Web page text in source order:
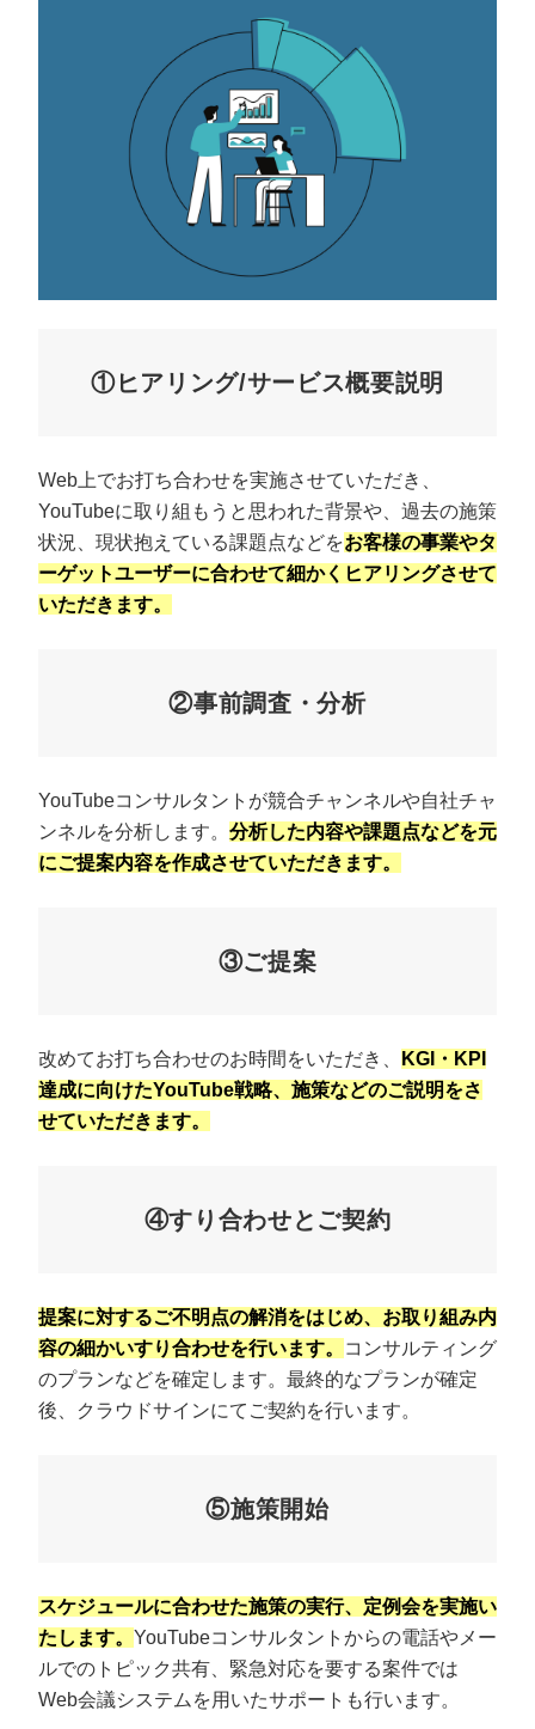
①ヒアリング/サービス概要説明
Web上でお打ち合わせを実施させていただき、
YouTubeに取り組もうと思われた背景や、過去の施策
状況、現状抱えている課題点などをお客様の事業やタ
ーゲットユーザーに合わせて細かくヒアリングさせて
いただきます。
②事前調査・分析
YouTubeコンサルタントが競合チャンネルや自社チャ
ンネルを分析します。 分析した内容や課題点などを元
にご提案内容を作成させていただきます。
③ご提案
改めてお打ち合わせのお時間をいただき、
KGI・KPI
達成に向けたYouTube戦略、施策などのご説明をさ
せていただきます。
④すり合わせとご契約
提案に対するご不明点の解消をはじめ、お取り組み内
容の細かいすり合わせを行います。
コンサルティング
のプランなどを確定します。最終的なプランが確定
後、クラウドサインにてご契約を行います。
⑤施策開始
スケジュールに合わせた施策の実行、定例会を実施い
たします。 YouTubeコンサルタントからの電話やメー
ルでのトピック共有、緊急対応を要する案件では
Web会議システムを用いたサポートも行います。